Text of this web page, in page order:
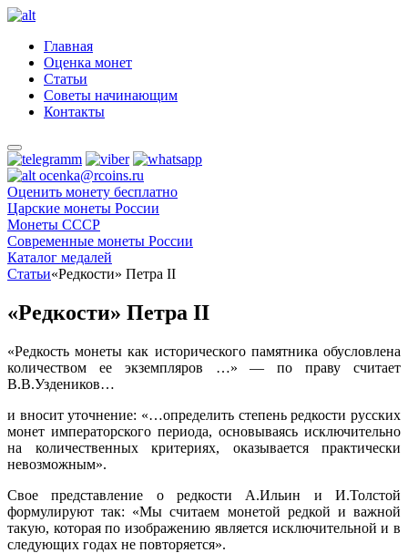
Главная
Оценка монет
Статьи
Советы начинающим
Контакты
ocenka@rcoins.ru
Оценить монету бесплатно
Царские монеты России
Монеты СССР
Современные монеты России
Каталог медалей
Статьи«Редкости» Петра II
«Редкости» Петра II
«Редкость монеты как исторического памятника обусловлена
количеством ее экземпляров …» — по праву считает
В.В.Уздеников…
и вносит уточнение: «…определить степень редкости русских
монет императорского периода, основываясь исключительно
на количественных критериях, оказывается практически
невозможным».
Свое представление о редкости А.Ильин и И.Толстой
формулируют так: «Мы считаем монетой редкой и важной
такую, которая по изображению является исключительной и в
следующих годах не повторяется».